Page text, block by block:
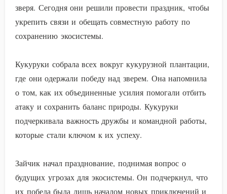
зверя. Сегодня они решили провести праздник, чтобы
укрепить связи и обещать совместную работу по
сохранению экосистемы.
Кукуруки собрала всех вокруг кукурузной плантации,
где они одержали победу над зверем. Она напомнила
о том, как их объединенные усилия помогали отбить
атаку и сохранить баланс природы. Кукуруки
подчеркивала важность дружбы и командной работы,
которые стали ключом к их успеху.
Зайчик начал празднование, поднимая вопрос о
будущих угрозах для экосистемы. Он подчеркнул, что
их победа была лишь началом новых приключений и